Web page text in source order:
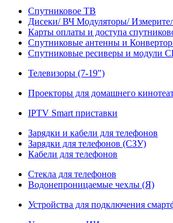
Спутниковое ТВ
Дисеки/ ВЧ Модуляторы/
Карты оплаты и доступа
Спутниковые антенны и
Спутниковые ресиверы и модули
Телевизоры (7-19")
Проекторы для домашнего
IPTV Smart приставки
Зарядки и кабели для телефонов
Зарядки для телефонов (СЗУ)
Кабели для телефонов
Стекла для телефонов
Водонепроницаемые чехлы (Я)
Устройства для подключения